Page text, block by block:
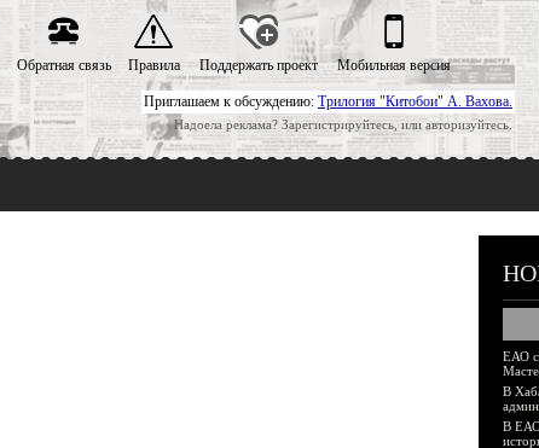
Приглашаем к обсуждению: Трилогия "Китобои" А. Вахова.
Надоела реклама? Зарегистрируйтесь, или авторизуйтесь.
Обратная связь Правила Поддержать проект Мобильная версия
ЕАО
В
В ЕАО